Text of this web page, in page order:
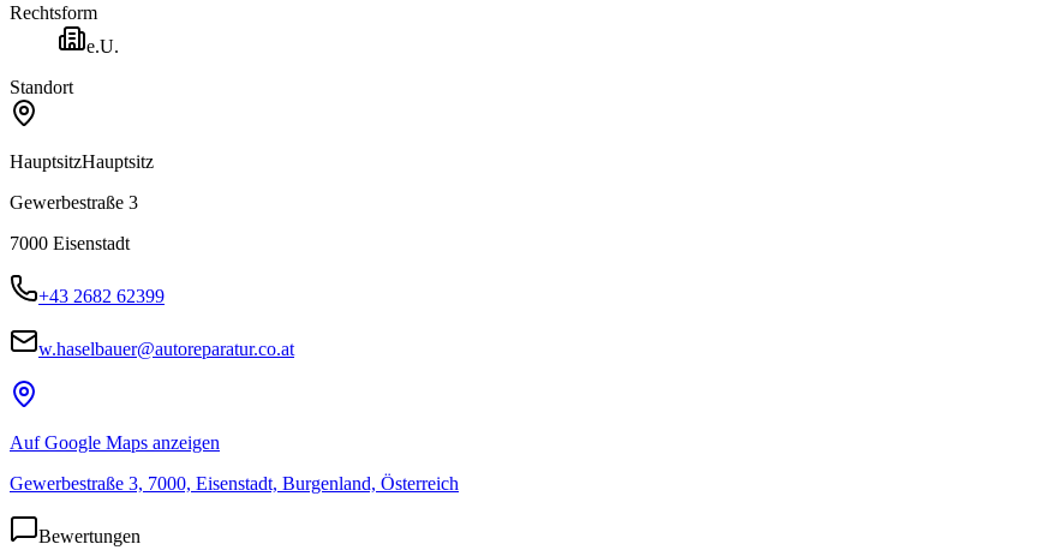
Rechtsform
e.U.
Standort
HauptsitzHauptsitz
Gewerbestraße 3
7000 Eisenstadt
+43 2682 62399
w.haselbauer@autoreparatur.co.at
Auf Google Maps anzeigen
Gewerbestraße 3, 7000, Eisenstadt, Burgenland, Österreich
Bewertungen